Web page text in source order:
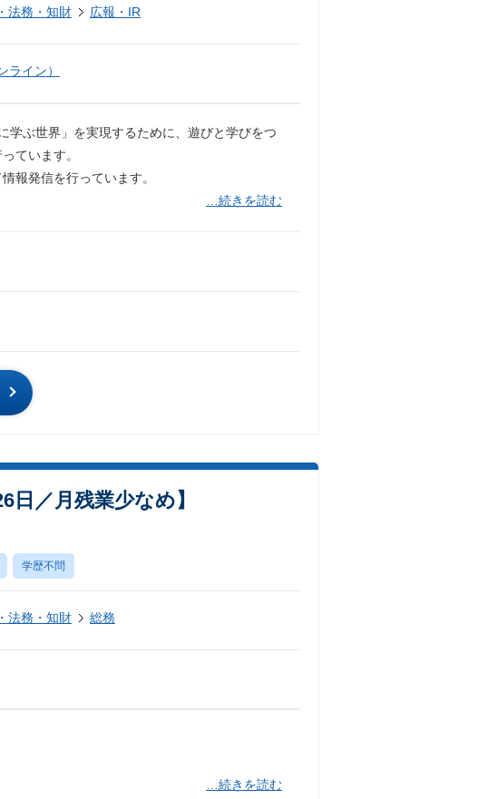
法務・知財 広報・IR
ライン）
学ぶ世界」を実現するために、遊びと学びをつ
ています。
報発信を行っています。
…続きを読む
／月残業少なめ】
学歴不問
法務・知財 総務
…続きを読む